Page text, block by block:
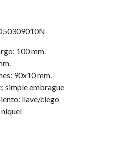
100 mm.
90x10 mm.
simple embrague
llave/ciego